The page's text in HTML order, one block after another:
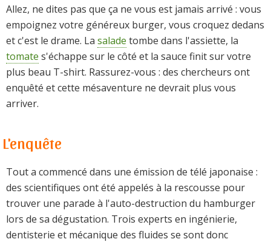
Allez, ne dites pas que ça ne vous est jamais arrivé : vous
empoignez votre généreux burger, vous croquez dedans
et c'est le drame. La salade tombe dans l'assiette, la
tomate s'échappe sur le côté et la sauce finit sur votre
plus beau T-shirt. Rassurez-vous : des chercheurs ont
enquêté et cette mésaventure ne devrait plus vous
arriver.
L'enquête
Tout a commencé dans une émission de télé japonaise :
des scientifiques ont été appelés à la rescousse pour
trouver une parade à l'auto-destruction du hamburger
lors de sa dégustation. Trois experts en ingénierie,
dentisterie et mécanique des fluides se sont donc